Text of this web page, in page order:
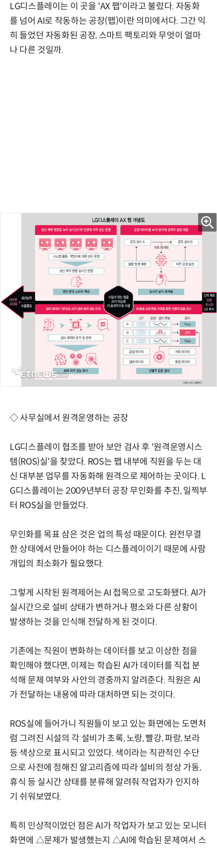
LG디스플레이는 이 곳을 'AX 팹'이라고 불렀다. 자동화
를 넘어 AI로 작동하는 공장(팹)이란 의미에서다. 그간 익
히 들었던 자동화된 공장, 스마트 팩토리와 무엇이 얼마
나 다른 것일까.
◇ 사무실에서 원격운영하는 공장
LG디스플레이 협조를 받아 보안 검사 후 '원격운영시스
템(ROS)실'을 찾았다. ROS는 팹 내부에 직원을 두는 대
신 대부분 업무를 자동화해 원격으로 제어하는 곳이다. L
G디스플레이는 2009년부터 공장 무인화를 추진, 일찍부
터 ROS실을 만들었다.
무인화를 목표 삼은 것은 업의 특성 때문이다. 완전무결
한 상태에서 만들어야 하는 디스플레이이기 때문에 사람
개입의 최소화가 필요했다.
그렇게 시작된 원격제어는 AI 접목으로 고도화됐다. AI가
실시간으로 설비 상태가 변하거나 평소와 다른 상황이
발생하는 것을 인식해 전달하게 된 것이다.
기존에는 직원이 변화하는 데이터를 보고 이상한 점을
확인해야 했다면, 이제는 학습된 AI가 데이터를 직접 분
석해 문제 여부와 사안의 경중까지 알려준다. 직원은 AI
가 전달하는 내용에 따라 대처하면 되는 것이다.
ROS실에 들어가니 직원들이 보고 있는 화면에는 도면처
럼 그려진 시설의 각 설비가 초록, 노랑, 빨강, 파랑, 보라
등 색상으로 표시되고 있었다. 색이라는 직관적인 수단
으로 사전에 정해진 알고리즘에 따라 설비의 정상 가동,
휴식 등 실시간 상태를 분류해 알려줘 작업자가 인지하
기 쉬워보였다.
특히 인상적이었던 점은 AI가 작업자가 보고 있는 모니터
화면에 △문제가 발생했는지 △AI에 학습된 문제여서 스